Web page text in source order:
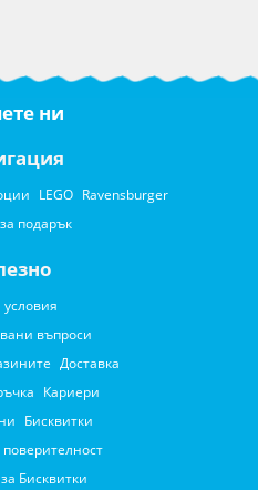
ни
LEGO Ravensburger
подарък
въпроси
Доставка
Кариери
Бисквитки
Бисквитки